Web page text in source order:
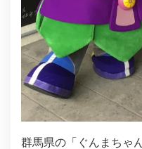
群馬県の「ぐんまちゃ